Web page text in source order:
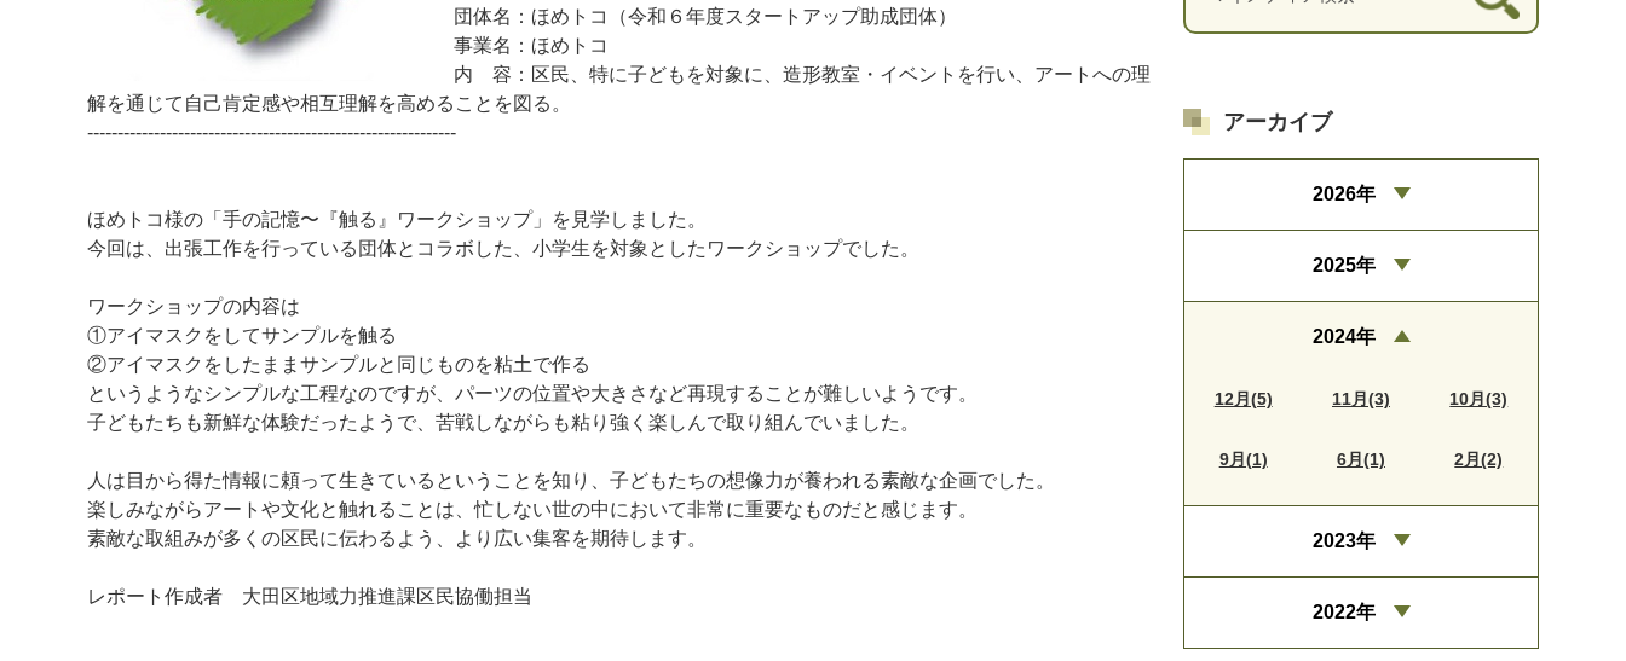
団体名：ほめトコ（令和６年度スタートアップ助成団体）
事業名：ほめトコ
内 容：区民、特に子どもを対象に、造形教室・イベントを行い、アートへの理
解を通じて自己肯定感や相互理解を高めることを図る。
-------------------------------------------------------------
ほめトコ様の「手の記憶〜『触る』ワークショップ」を見学しました。
今回は、出張工作を行っている団体とコラボした、小学生を対象としたワークショップでした。
ワークショップの内容は
①アイマスクをしてサンプルを触る
②アイマスクをしたままサンプルと同じものを粘土で作る
というようなシンプルな工程なのですが、パーツの位置や大きさなど再現することが難しいようです。
子どもたちも新鮮な体験だったようで、苦戦しながらも粘り強く楽しんで取り組んでいました。
人は目から得た情報に頼って生きているということを知り、子どもたちの想像力が養われる素敵な企画でした。
楽しみながらアートや文化と触れることは、忙しない世の中において非常に重要なものだと感じます。
素敵な取組みが多くの区民に伝わるよう、より広い集客を期待します。
レポート作成者 大田区地域力推進課区民協働担当
アーカイブ
2026年
2025年
2024年
12月(5) 11月(3) 10月(3)
9月(1) 6月(1) 2月(2)
2023年
2022年